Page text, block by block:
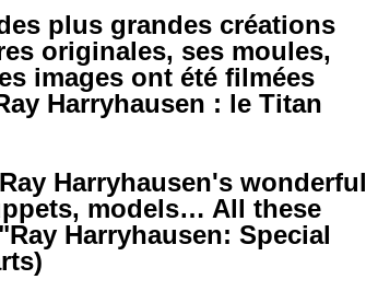
plus grandes créations
originales, ses moules,
images ont été filmées
Harryhausen : le Titan
Harryhausen's wonderful
models… All these
Harryhausen: Special